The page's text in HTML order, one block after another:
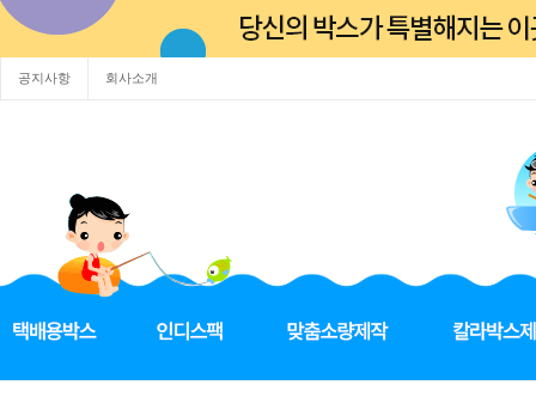
공지사항 회사소개